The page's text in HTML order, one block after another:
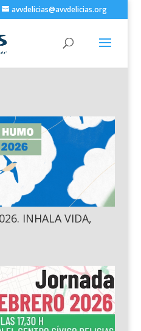
avvdelicias@avvdelicias.org
INHALA VIDA,